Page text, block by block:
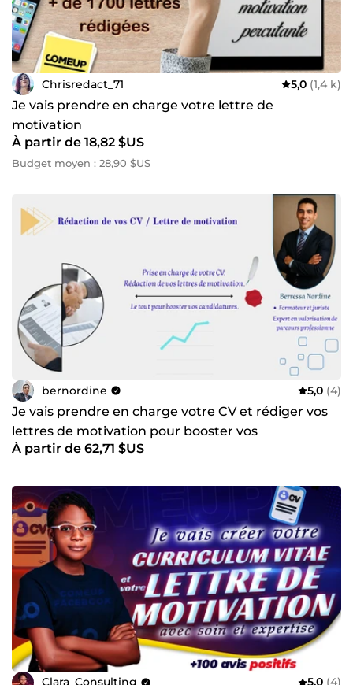
Chrisredact_71 5,0 (1,4 k)
Je vais prendre en charge votre lettre de
motivation
À partir de 18,82 $US
Budget moyen : 28,90 $US
bernordine 5,0 (4)
Je vais prendre en charge votre CV et rédiger vos
lettres de motivation pour booster vos
candidatures
À partir de 62,71 $US
Clara_Consulting 5,0 (4)